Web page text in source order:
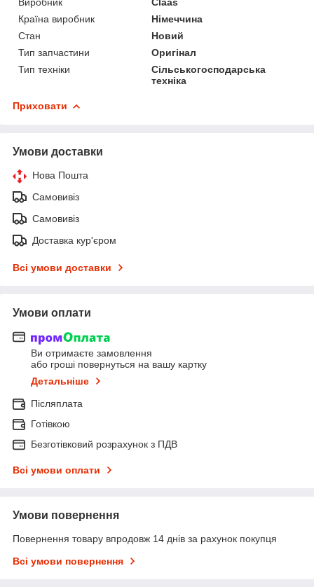
Країна виробник
Німеччина
Стан
Новий
Тип запчастини
Оригінал
Тип техніки
Сільськогосподарська
техніка
Приховати
Умови доставки
Нова Пошта
Самовивіз
Самовивіз
Доставка кур'єром
Всі умови доставки
Умови оплати
Ви отримаєте замовлення
або гроші повернуться на вашу картку
Детальніше
Післяплата
Готівкою
Безготівковий розрахунок з ПДВ
Всі умови оплати
Умови повернення
Повернення товару впродовж 14 днів за рахунок покупця
Всі умови повернення